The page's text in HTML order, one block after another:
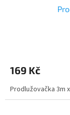
169 Kč
Prodlužovačka 3m